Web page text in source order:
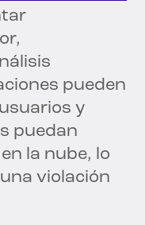
pueden
y
puedan
la nube, lo
violación